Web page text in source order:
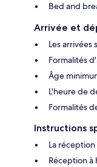
Bed and
Arrivée et
Les arrivées
Formalités
Âge
L'heure de
Formalités
Instructions
La
Réception à